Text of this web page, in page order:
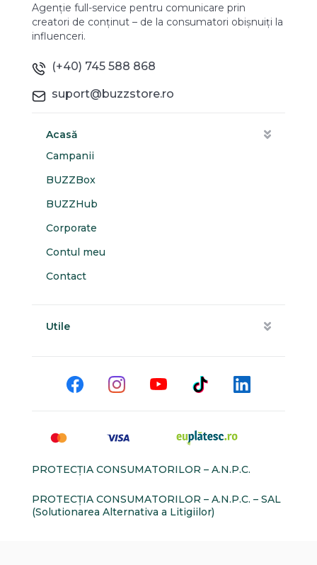
Agenție full-service pentru comunicare prin
creatori de conținut – de la consumatori obișnuiți la
influenceri.
(+40) 745 588 868
suport@buzzstore.ro
Acasă
Campanii
BUZZBox
BUZZHub
Corporate
Contul meu
Contact
Utile
PROTECŢIA CONSUMATORILOR – A.N.P.C.
PROTECŢIA CONSUMATORILOR – A.N.P.C. – SAL
(Solutionarea Alternativa a Litigiilor)